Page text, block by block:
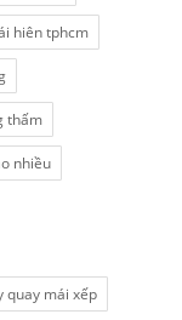
hiên tphcm
thấm
nhiều
quay mái xếp